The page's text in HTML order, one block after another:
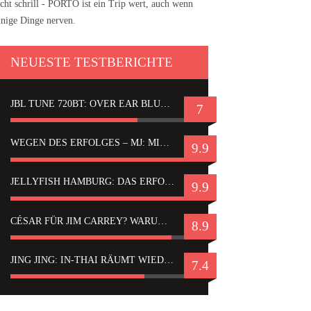
schrill - PORTO ist ein Trip wert, auch wenn
Dinge nerven.
NEUESTE TESTBERICHTE
JBL TUNE 720BT: OVER EAR BLUETOOTH KOPFHÖRER UM DIE 50,-€ IM DAUER-TEST 7
WEGEN DES ERFOLGES – MJ: MICHAEL JACKSON MUSICAL IN EINER MATINEE SEHEN 9.9
JELLYFISH HAMBURG: DAS ERFOLGREICHE SOMMER-MENÜ 2025 IN GEFÜHLEN UND BILDERN 9.9
CÉSAR FÜR JIM CARREY? WARUM DAS EINER DER NERVIGSTEN ACTORS IST UND BLEIBT 8.9
JING JING: IN-THAI RÄUMT WIEDER TITEL AB – EIN ZWEI-STUNDEN-ERLEBNISBERICHT 7.4